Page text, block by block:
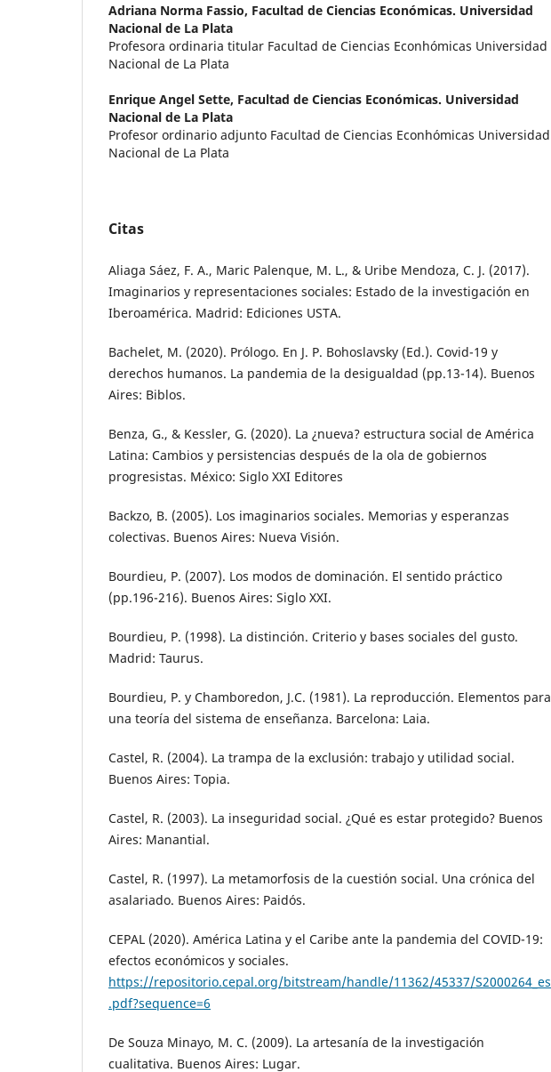
Adriana Norma Fassio, Facultad de Ciencias Económicas. Universidad
Nacional de La Plata
Profesora ordinaria titular Facultad de Ciencias Econhómicas Universidad
Nacional de La Plata
Enrique Angel Sette, Facultad de Ciencias Económicas. Universidad
Nacional de La Plata
Profesor ordinario adjunto Facultad de Ciencias Econhómicas Universidad
Nacional de La Plata
Citas
Aliaga Sáez, F. A., Maric Palenque, M. L., & Uribe Mendoza, C. J. (2017).
Imaginarios y representaciones sociales: Estado de la investigación en
Iberoamérica. Madrid: Ediciones USTA.
Bachelet, M. (2020). Prólogo. En J. P. Bohoslavsky (Ed.). Covid-19 y
derechos humanos. La pandemia de la desigualdad (pp.13-14). Buenos
Aires: Biblos.
Benza, G., & Kessler, G. (2020). La ¿nueva? estructura social de América
Latina: Cambios y persistencias después de la ola de gobiernos
progresistas. México: Siglo XXI Editores
Backzo, B. (2005). Los imaginarios sociales. Memorias y esperanzas
colectivas. Buenos Aires: Nueva Visión.
Bourdieu, P. (2007). Los modos de dominación. El sentido práctico
(pp.196-216). Buenos Aires: Siglo XXI.
Bourdieu, P. (1998). La distinción. Criterio y bases sociales del gusto.
Madrid: Taurus.
Bourdieu, P. y Chamboredon, J.C. (1981). La reproducción. Elementos para
una teoría del sistema de enseñanza. Barcelona: Laia.
Castel, R. (2004). La trampa de la exclusión: trabajo y utilidad social.
Buenos Aires: Topia.
Castel, R. (2003). La inseguridad social. ¿Qué es estar protegido? Buenos
Aires: Manantial.
Castel, R. (1997). La metamorfosis de la cuestión social. Una crónica del
asalariado. Buenos Aires: Paidós.
CEPAL (2020). América Latina y el Caribe ante la pandemia del COVID-19:
efectos económicos y sociales.
https://repositorio.cepal.org/bitstream/handle/11362/45337/S2000264_es
.pdf?sequence=6
De Souza Minayo, M. C. (2009). La artesanía de la investigación
cualitativa. Buenos Aires: Lugar.